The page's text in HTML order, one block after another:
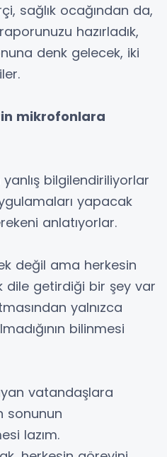
sağlık ocağından da,
hazırladık,
denk gelecek, iki
mikrofonlara
bilgilendiriliyorlar
yapacak
anlatıyorlar.
değil ama herkesin
getirdiği bir şey var
yalnızca
bilinmesi
vatandaşlara
sonunun
lazım.